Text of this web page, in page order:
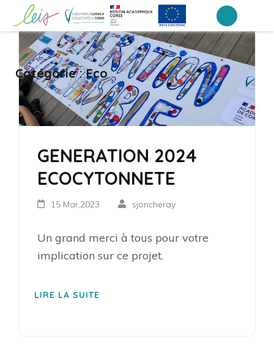
contenu
(Pressez
Entrée)
Collège Laetitia Bonaparte – Ajaccio
Catégorie :Eco
GENERATION 2024
ECOCYTONNETE
15 Mar,2023 sjoncheray
Un grand merci à tous pour votre
implication sur ce projet.
LIRE LA SUITE